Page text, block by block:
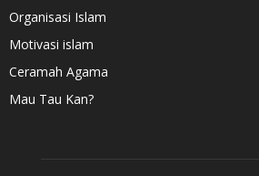
Organisasi Islam
Motivasi islam
Ceramah Agama
Mau Tau Kan?